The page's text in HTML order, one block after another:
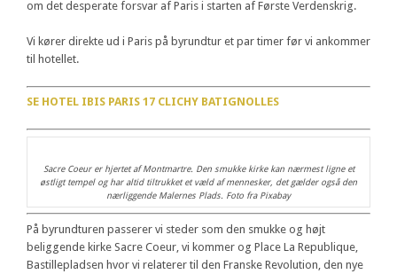
om det desperate forsvar af Paris i starten af Første Verdenskrig.
Vi kører direkte ud i Paris på byrundtur et par timer før vi ankommer
til hotellet.
SE HOTEL IBIS PARIS 17 CLICHY BATIGNOLLES
Sacre Coeur er hjertet af Montmartre. Den smukke kirke kan nærmest ligne et
østligt tempel og har altid tiltrukket et væld af mennesker, det gælder også den
nærliggende Malernes Plads. Foto fra Pixabay
På byrundturen passerer vi steder som den smukke og højt
beliggende kirke Sacre Coeur, vi kommer og Place La Republique,
Bastillepladsen hvor vi relaterer til den Franske Revolution, den nye